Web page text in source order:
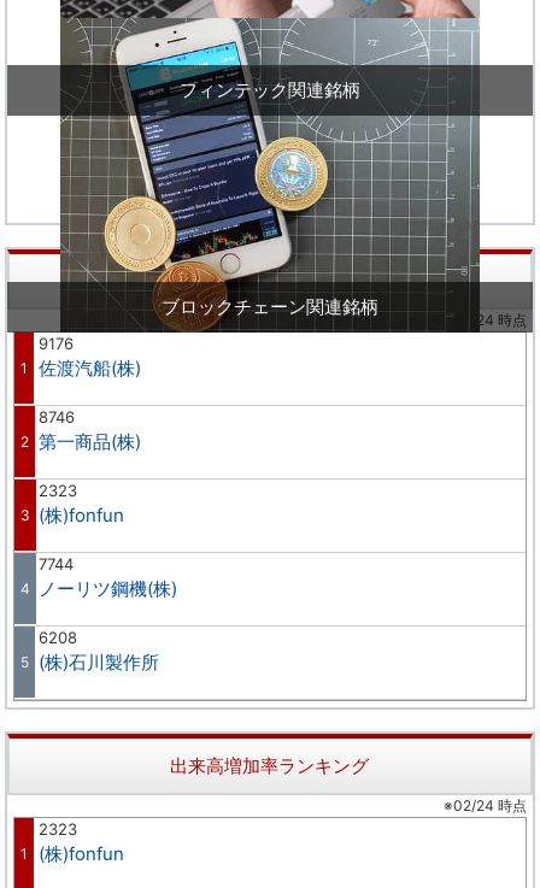
フィンテック関連銘柄
ブロックチェーン関連銘柄
株価値上り率ランキング
※02/24 時点
1
9176
佐渡汽船(株)
2
8746
第一商品(株)
3
2323
(株)fonfun
4
7744
ノーリツ鋼機(株)
5
6208
(株)石川製作所
出来高増加率ランキング
※02/24 時点
1
2323
(株)fonfun